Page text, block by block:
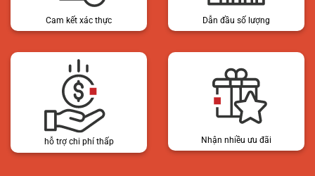
Cam kết xác thực Dẫn đầu số lượng
hỗ trợ chi phí thấp Nhận nhiều ưu đãi